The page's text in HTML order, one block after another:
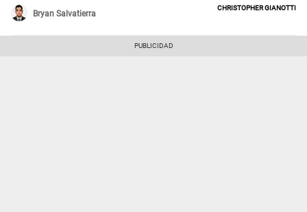
Bryan Salvatierra
Christopher Gianotti